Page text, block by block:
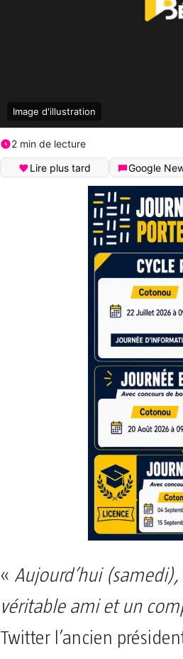
Image d'illustration
2 min de lecture
Lire plus tard
Google
« Aujourd’hui
véritable ami et un
Twitter l’ancien